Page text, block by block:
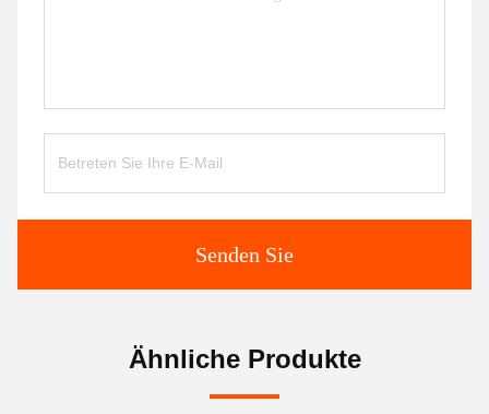
Senden Sie
Ähnliche Produkte